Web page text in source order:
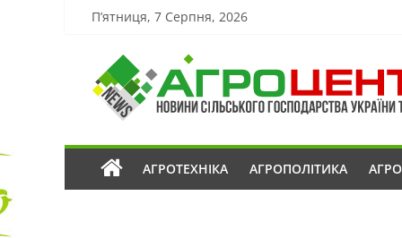
П’ятниця, 7 Серпня, 2026
АГРОТЕХНІКА АГРОПОЛІТИКА